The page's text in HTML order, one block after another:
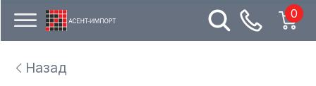
0
Назад